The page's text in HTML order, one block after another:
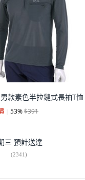
款素色半拉鏈式長袖T恤
53%$391
三 預計送達
(2341)